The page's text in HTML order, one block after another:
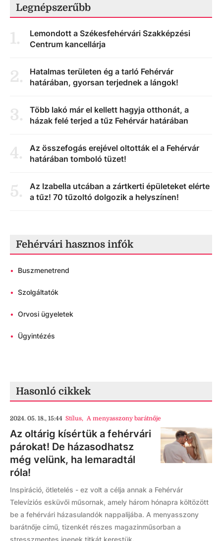
Legnépszerűbb
1.
Lemondott a Székesfehérvári Szakképzési
Centrum kancellárja
2.
Hatalmas területen ég a tarló Fehérvár
határában, gyorsan terjednek a lángok!
3.
Több lakó már el kellett hagyja otthonát, a
házak felé terjed a tűz Fehérvár határában
4.
Az összefogás erejével oltották el a Fehérvár
határában tomboló tüzet!
5.
Az Izabella utcában a zártkerti épületeket elérte
a tűz! 70 tűzoltó dolgozik a helyszínen!
Fehérvári hasznos infók
• Buszmenetrend
• Szolgáltatók
• Orvosi ügyeletek
• Ügyintézés
Hasonló cikkek
2024. 05. 18., 15:44 Stílus, A menyasszony barátnője
Az oltárig kísértük a fehérvári
párokat! De házasodhatsz
még velünk, ha lemaradtál
róla!
Inspiráció, ötletelés - ez volt a célja annak a Fehérvár
Televíziós esküvői műsornak, amely három hónapra költözött
be a fehérvári házasulandók nappalijába. A menyasszony
barátnője című, tizenkét részes magazinműsorban a
stresszmentes igenek titkát kerestük.